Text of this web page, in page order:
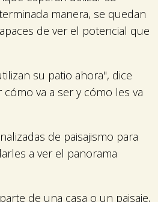
manera, se quedan
de ver el potencial que
su patio ahora", dice
cómo va a ser y cómo les va
de paisajismo para
a ver el panorama
de una casa o un paisaje,